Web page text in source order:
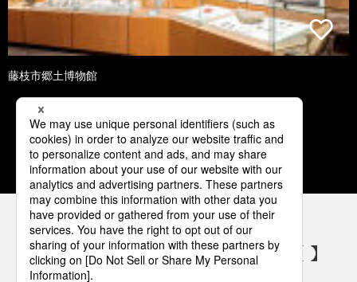
藤枝市郷土博物館
1 2 3 4 5
パナソニックの電気設備 SNSアカウント